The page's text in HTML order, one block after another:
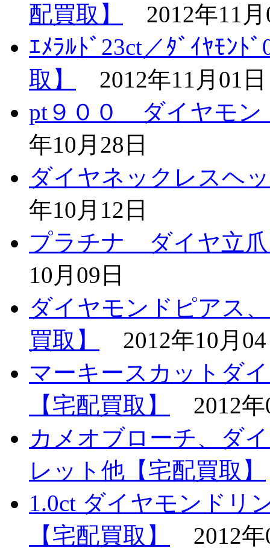
配買取】
2012年11
ｴﾒﾗﾙﾄﾞ23ct／ﾀﾞｲﾔﾓﾝ
取】
2012年11月01日
pt９００ ダイヤモン
年10月28日
ダイヤネックレスヘ
年10月12日
プラチナ ダイヤ立爪
10月09日
ダイヤモンドピアス
買取】
2012年10月
マーキースカットダ
【宅配買取】
2012
カメオブローチ、ダ
レット他【宅配買取】
1.0ct ダイヤモンドリ
【宅配買取】
2012